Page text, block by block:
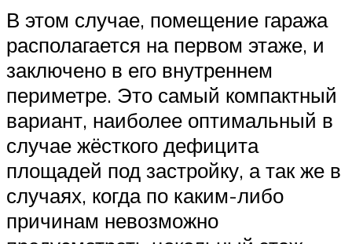
В этом случае, помещение гаража
располагается на первом этаже, и
заключено в его внутреннем
периметре. Это самый компактный
вариант, наиболее оптимальный в
случае жёсткого дефицита
площадей под застройку, а так же в
случаях, когда по каким-либо
причинам невозможно